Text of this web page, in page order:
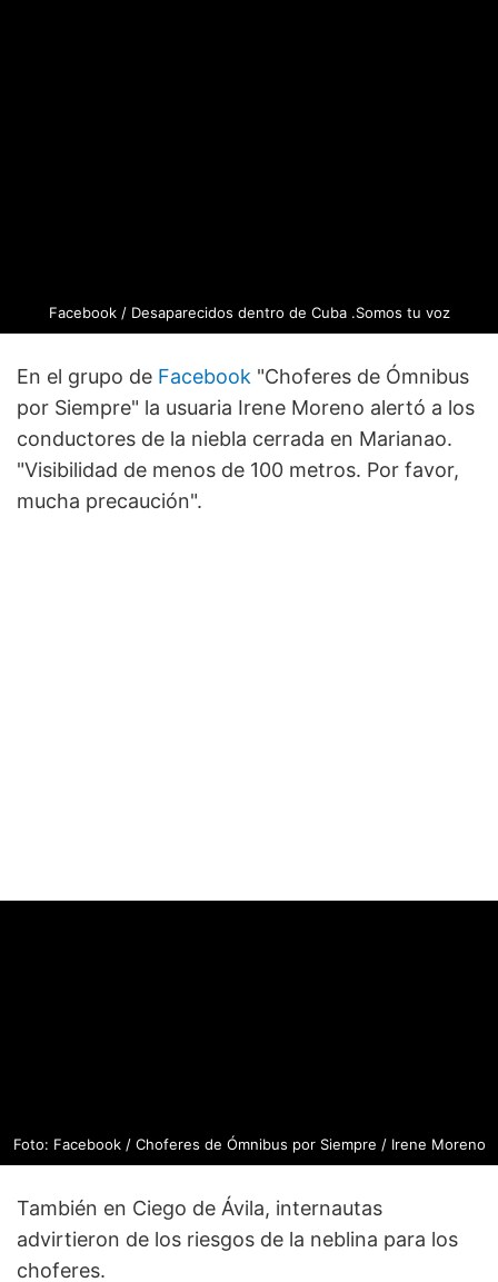
Facebook / Desaparecidos dentro de Cuba .Somos tu voz
En el grupo de Facebook "Choferes de Ómnibus
por Siempre" la usuaria Irene Moreno alertó a los
conductores de la niebla cerrada en Marianao.
"Visibilidad de menos de 100 metros. Por favor,
mucha precaución".
Foto: Facebook / Choferes de Ómnibus por Siempre / Irene Moreno
También en Ciego de Ávila, internautas
advirtieron de los riesgos de la neblina para los
choferes.